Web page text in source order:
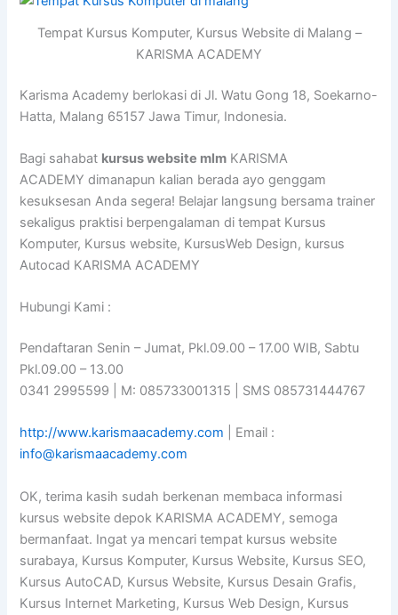
Tempat Kursus Komputer, Kursus Website di Malang –
KARISMA ACADEMY
Karisma Academy berlokasi di Jl. Watu Gong 18, Soekarno-
Hatta, Malang 65157 Jawa Timur, Indonesia.
Bagi sahabat kursus website mlm KARISMA
ACADEMY dimanapun kalian berada ayo genggam
kesuksesan Anda segera! Belajar langsung bersama trainer
sekaligus praktisi berpengalaman di tempat Kursus
Komputer, Kursus website, KursusWeb Design, kursus
Autocad KARISMA ACADEMY
Hubungi Kami :
Pendaftaran Senin – Jumat, Pkl.09.00 – 17.00 WIB, Sabtu
Pkl.09.00 – 13.00
0341 2995599 | M: 085733001315 | SMS 085731444767
http://www.karismaacademy.com | Email :
info@karismaacademy.com
OK, terima kasih sudah berkenan membaca informasi
kursus website depok KARISMA ACADEMY, semoga
bermanfaat. Ingat ya mencari tempat kursus website
surabaya, Kursus Komputer, Kursus Website, Kursus SEO,
Kursus AutoCAD, Kursus Website, Kursus Desain Grafis,
Kursus Internet Marketing, Kursus Web Design, Kursus